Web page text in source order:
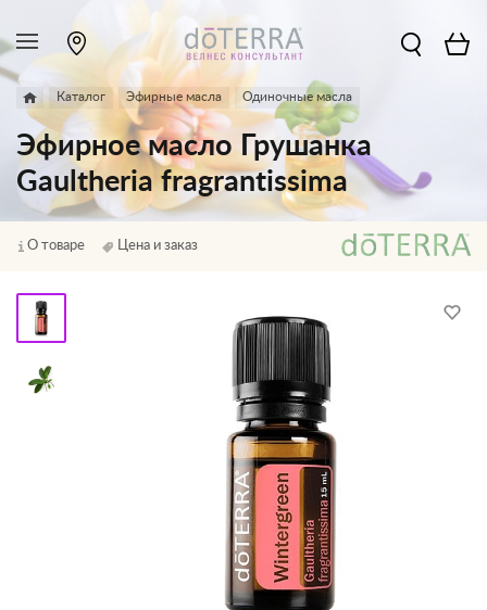
Каталог Эфирные масла Одиночные масла
Эфирное масло Грушанка
Gaultheria fragrantissima
О товаре Цена и заказ